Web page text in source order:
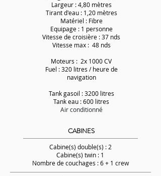
Largeur : 4,80 mètres
Tirant d'eau : 1,20 mètres
Matériel : Fibre
Equipage : 1 personne
Vitesse de croisière : 37 nds
Vitesse max : 48 nds
Moteurs : 2x 1000 CV
Fuel : 320 litres / heure de
navigation
Tank gasoil : 3200 litres
Tank eau : 600 litres
Air conditionné
CABINES
Cabine(s) double(s) : 2
Cabine(s) twin : 1
Nombre de couchages : 6 + 1 crew